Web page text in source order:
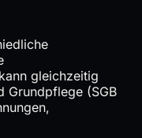
gleichzeitig
Grundpflege (SGB